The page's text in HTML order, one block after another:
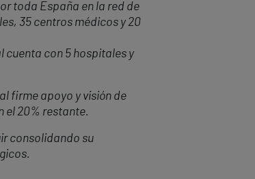
toda España en la red de
35 centros médicos y 20
cuenta con 5 hospitales y
firme apoyo y visión de
el 20% restante.
consolidando su